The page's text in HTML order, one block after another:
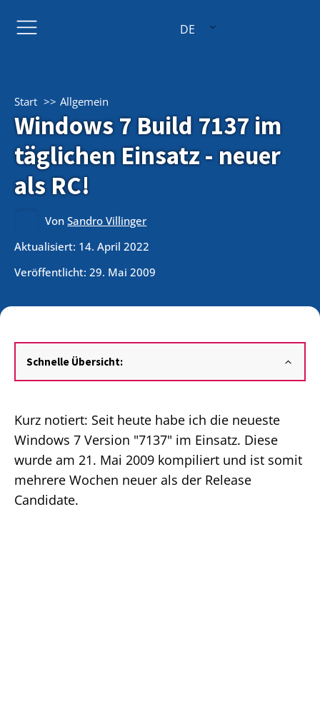
DE
Start Allgemein
Windows 7 Build 7137 im
täglichen Einsatz - neuer
als RC!
VonSandro Villinger
Aktualisiert: 14. April 2022
Veröffentlicht: 29. Mai 2009
Schnelle Übersicht:
Kurz notiert: Seit heute habe ich die neueste
Windows 7 Version "7137" im Einsatz. Diese
wurde am 21. Mai 2009 kompiliert und ist somit
mehrere Wochen neuer als der Release
Candidate.